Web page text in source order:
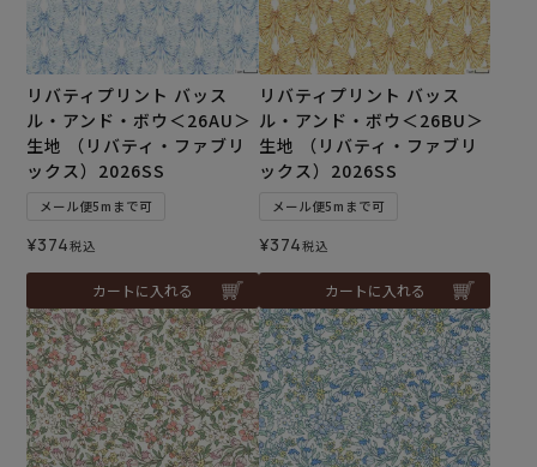
リバティプリント バッス
ル・アンド・ボウ＜26AU＞
生地 （リバティ・ファブリ
ックス）2026SS
メール便5mまで可
¥374税込
カートに入れる
リバティプリント バッス
ル・アンド・ボウ＜26BU＞
生地 （リバティ・ファブリ
ックス）2026SS
メール便5mまで可
¥374税込
カートに入れる